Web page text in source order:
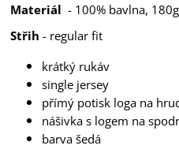
Materiál - 100% bavlna,
Střih - regular fit
krátký rukáv
single jersey
přímý potisk loga na
nášivka s logem na
barva šedá